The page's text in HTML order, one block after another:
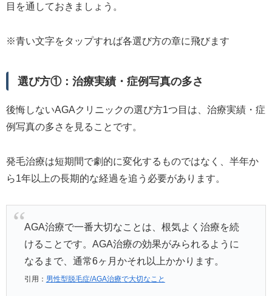
目を通しておきましょう。
※青い文字をタップすれば各選び方の章に飛びます
選び方①：治療実績・症例写真の多さ
後悔しないAGAクリニックの選び方1つ目は、治療実績・症
例写真の多さを見ることです。
発毛治療は短期間で劇的に変化するものではなく、半年か
ら1年以上の長期的な経過を追う必要があります。
AGA治療で一番大切なことは、根気よく治療を続
けることです。AGA治療の効果がみられるように
なるまで、通常6ヶ月かそれ以上かかります。
引用： 男性型脱毛症/AGA治療で大切なこと